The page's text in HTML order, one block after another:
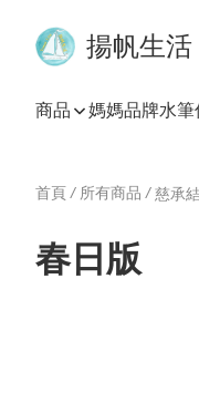
揚帆生活
商品 媽媽品牌水筆
首頁 / 所有商品 / 慈承結
春日版